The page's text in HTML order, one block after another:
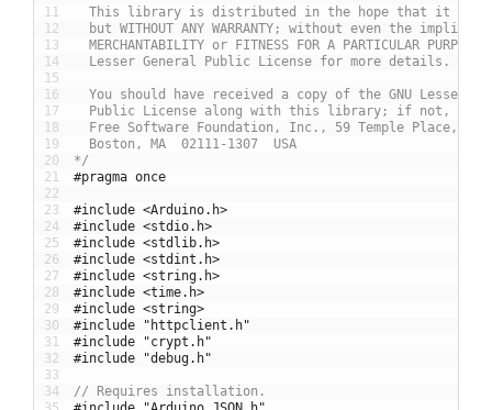
11
12
13
14
15
16
17
18
19
20
21
22
23
24
25
26
27
28
29
30
31
32
33
34
This library is distributed in the hope that it will
but WITHOUT ANY WARRANTY; without even the implied
MERCHANTABILITY or FITNESS FOR A PARTICULAR
Lesser General Public License for more details.
You should have received a copy of the GNU Lesser
Public License along with this library; if not,
Free Software Foundation, Inc., 59 Temple Place,
Boston, MA  02111-1307  USA
*/
#pragma once
#include <Arduino.h>
#include <stdio.h>
#include <stdlib.h>
#include <stdint.h>
#include <string.h>
#include <time.h>
#include <string>
#include "httpclient.h"
#include "crypt.h"
#include "debug.h"
// Requires installation.